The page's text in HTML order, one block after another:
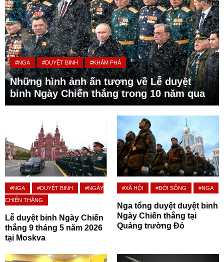
#NGA #DUYỆT BINH #KHÁM PHÁ
Những hình ảnh ấn tượng về Lễ duyệt
binh Ngày Chiến thắng trong 10 năm qua
#NGA #DUYỆT BINH
#NGÀY
CHIẾN THẮNG
Lễ duyệt binh Ngày Chiến
thắng 9 tháng 5 năm 2026
tại Moskva
#XÃ HỘI #ĐỜI SỐNG #NGA
Nga tổng duyệt duyệt binh
Ngày Chiến thắng tại
Quảng trường Đỏ